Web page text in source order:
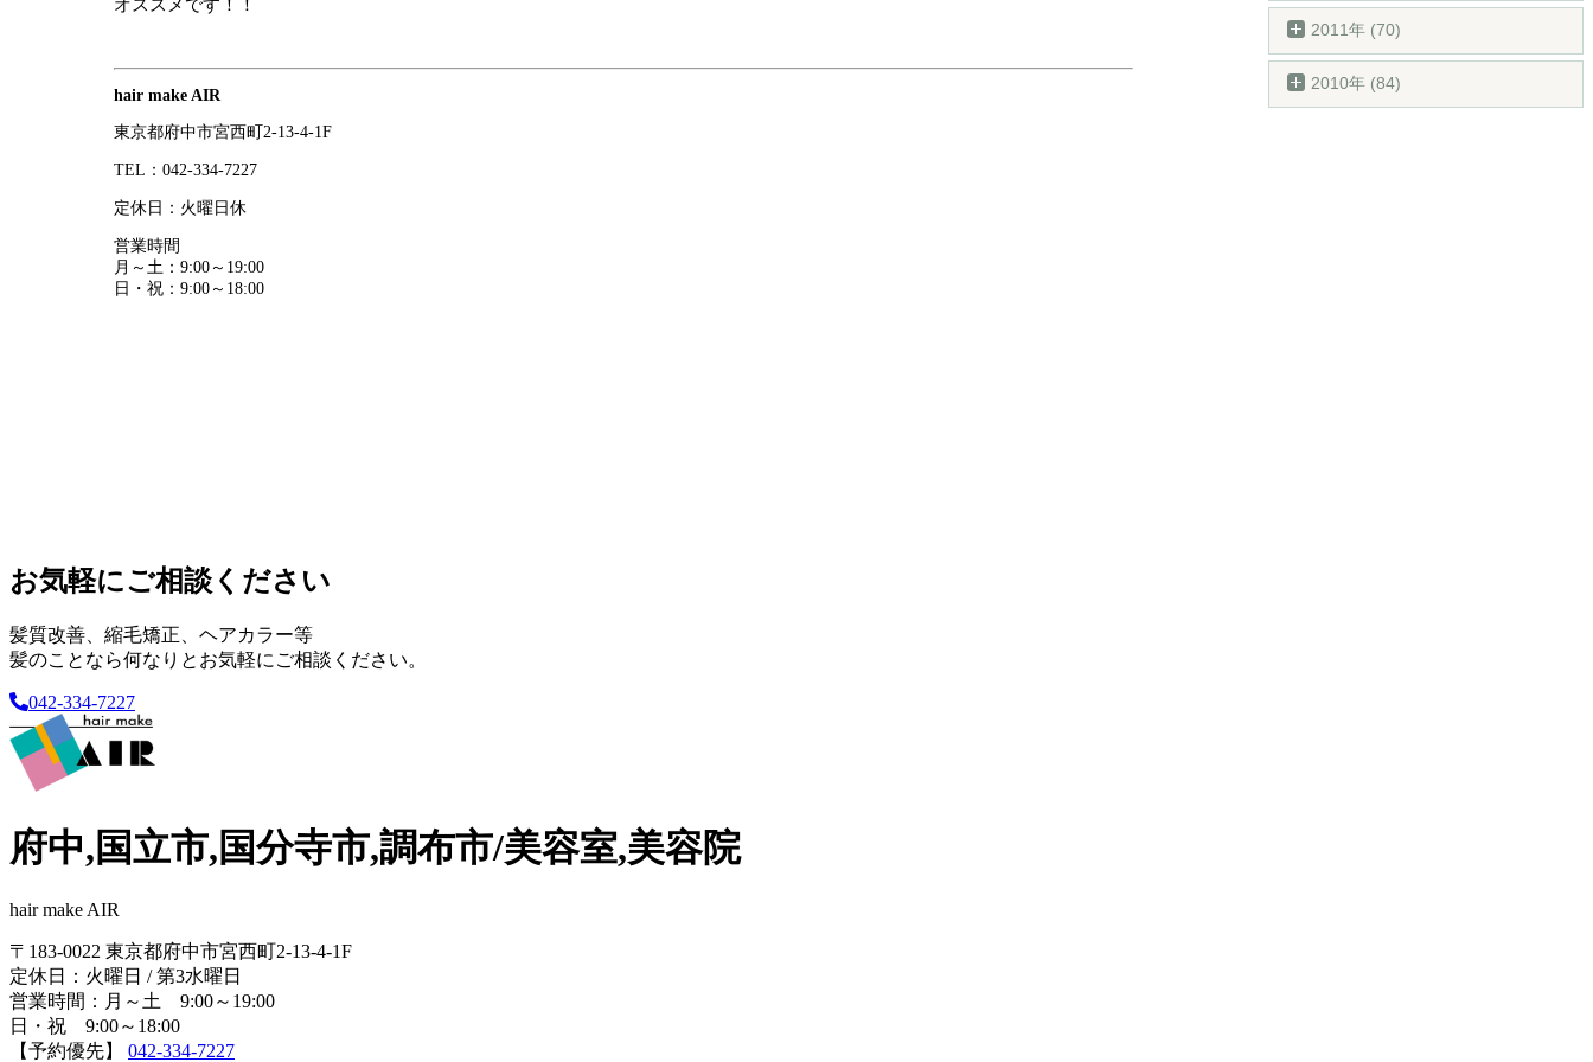
オススメです！！
hair make AIR
東京都府中市宮西町2-13-4-1F
TEL：042-334-7227
定休日：火曜日休
営業時間
月～土：9:00～19:00
日・祝：9:00～18:00
2011年 (70)
2010年 (84)
お気軽にご相談ください
髪質改善、縮毛矯正、ヘアカラー等
髪のことなら何なりとお気軽にご相談ください。
042-334-7227
府中,国立市,国分寺市,調布市/美容室,美容院
hair make AIR
〒183-0022 東京都府中市宮西町2-13-4-1F
定休日：火曜日 / 第3水曜日
営業時間：月～土 9:00～19:00
日・祝 9:00～18:00
【予約優先】 042-334-7227